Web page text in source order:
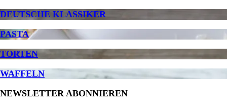
DEUTSCHE KLASSIKER
PASTA
TORTEN
WAFFELN
NEWSLETTER ABONNIEREN